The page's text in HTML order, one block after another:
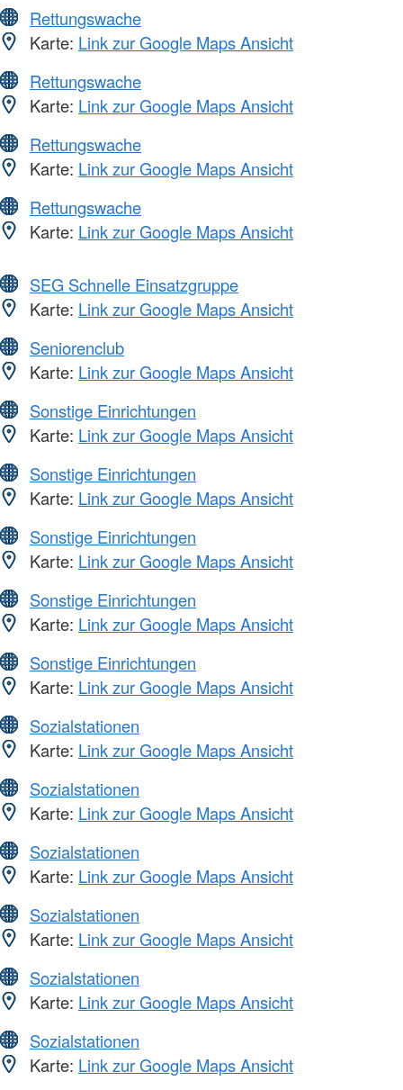
Rettungswache
Karte: Link zur Google Maps Ansicht
Rettungswache
Karte: Link zur Google Maps Ansicht
Rettungswache
Karte: Link zur Google Maps Ansicht
Rettungswache
Karte: Link zur Google Maps Ansicht
SEG Schnelle Einsatzgruppe
Karte: Link zur Google Maps Ansicht
Seniorenclub
Karte: Link zur Google Maps Ansicht
Sonstige Einrichtungen
Karte: Link zur Google Maps Ansicht
Sonstige Einrichtungen
Karte: Link zur Google Maps Ansicht
Sonstige Einrichtungen
Karte: Link zur Google Maps Ansicht
Sonstige Einrichtungen
Karte: Link zur Google Maps Ansicht
Sonstige Einrichtungen
Karte: Link zur Google Maps Ansicht
Sozialstationen
Karte: Link zur Google Maps Ansicht
Sozialstationen
Karte: Link zur Google Maps Ansicht
Sozialstationen
Karte: Link zur Google Maps Ansicht
Sozialstationen
Karte: Link zur Google Maps Ansicht
Sozialstationen
Karte: Link zur Google Maps Ansicht
Sozialstationen
Karte: Link zur Google Maps Ansicht